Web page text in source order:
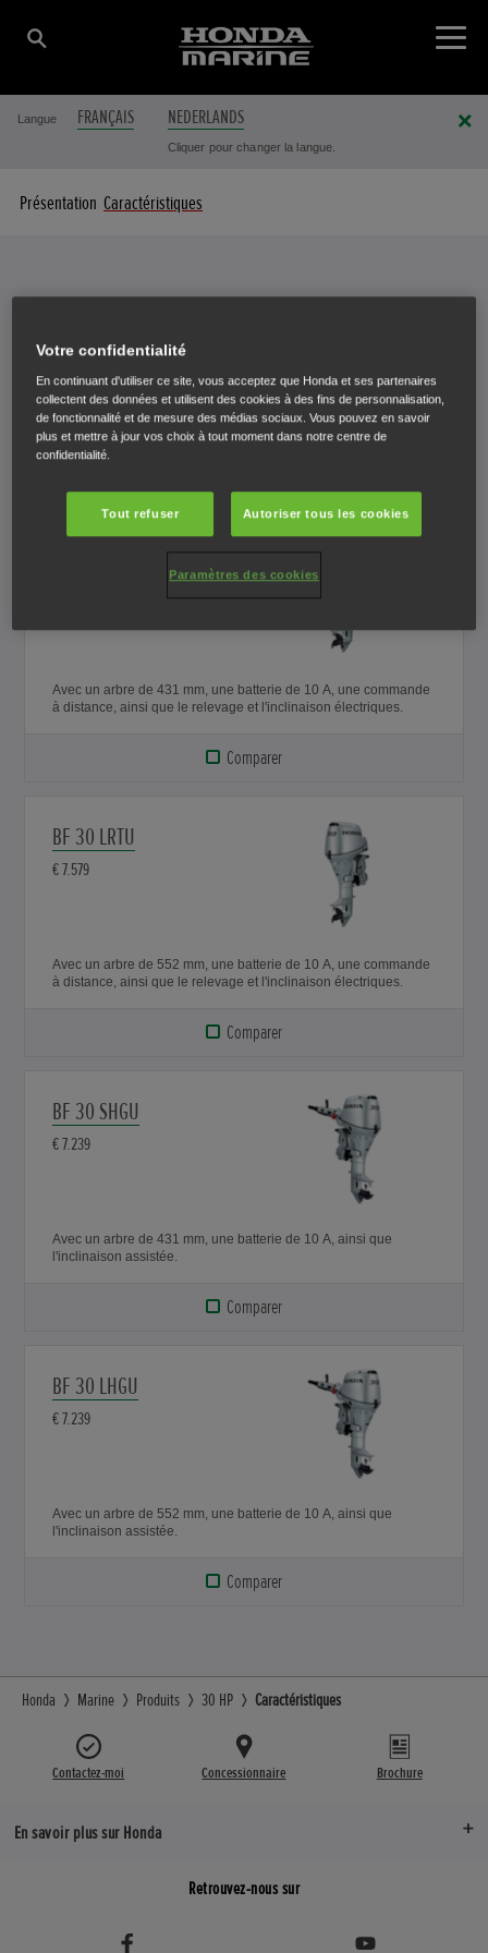
Langue FRANÇAIS NEDERLANDS
Cliquer pour changer la langue.
Présentation Caractéristiques
VOTRE MOTEUR EN DÉTAIL
Sélectionnez un moteur pour afficher ses caractéristiques.
Avec un arbre de 431 mm, une batterie de 10 A, une commande
à distance, ainsi que le relevage et l'inclinaison électriques.
Comparer
BF 30 LRTU
€ 7.579
Avec un arbre de 552 mm, une batterie de 10 A, une commande
à distance, ainsi que le relevage et l'inclinaison électriques.
Comparer
BF 30 SHGU
€ 7.239
Avec un arbre de 431 mm, une batterie de 10 A, ainsi que
l'inclinaison assistée.
Comparer
BF 30 LHGU
€ 7.239
Avec un arbre de 552 mm, une batterie de 10 A, ainsi que
l'inclinaison assistée.
Comparer
Honda Marine Produits 30 HP Caractéristiques
Contactez-moi Concessionnaire Brochure
En savoir plus sur Honda
Retrouvez-nous sur
Votre confidentialité
En continuant d'utiliser ce site, vous acceptez que Honda et ses partenaires
collectent des données et utilisent des cookies à des fins de personnalisation,
de fonctionnalité et de mesure des médias sociaux. Vous pouvez en savoir
plus et mettre à jour vos choix à tout moment dans notre centre de
confidentialité.
Tout refuser Autoriser tous les cookies
Paramètres des cookies